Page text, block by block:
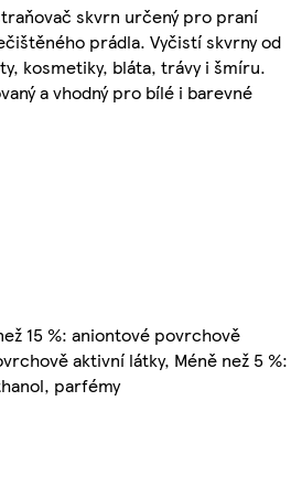
skvrn určený pro praní
prádla. Vyčistí skvrny od
kosmetiky, bláta, trávy i šmíru.
a vhodný pro bílé i barevné
15 %: aniontové povrchově
aktivní látky, Méně než 5 %:
parfémy